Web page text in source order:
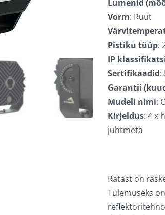
Lumenid
Vorm: Ruut
Pistiku tüüp:
IP
Sertifikaadid:
Garantii
Mudeli nimi:
Kirjeldus: 4 x
juhtmeta
Ratast on
Tulemuseks